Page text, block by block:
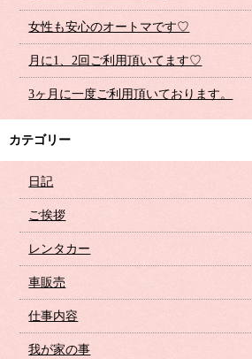
女性も安心のオートマです♡
月に1、2回ご利用頂いてます♡
3ヶ月に一度ご利用頂いております。
カテゴリー
日記
ご挨拶
レンタカー
車販売
仕事内容
我が家の事